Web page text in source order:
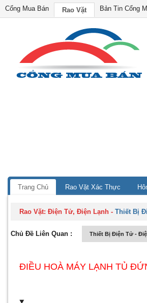
Cổng Mua Bán Rao Vặt Bản Tin Cổng
Trang Chủ Rao Vặt Xác Thực
Rao Vặt:Điện Tử, Điện Lạnh -Thiết Bị
Chủ Đề Liên Quan : Thiết Bị Điện Tử -
ĐIỀU HOÀ MÁY LẠNH TỦ